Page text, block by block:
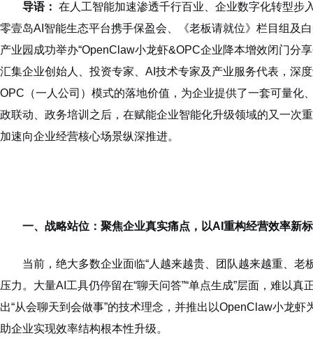
导语： 在人工智能加速渗透千行百业、企业数字化转型步
零壹岛AI智能生态平台携手保盈会、《老板请就位》栏目组及
产业园成功举办“OpenClaw小龙虾&OPC企业降本增效闭门分
汇集企业创始人、投资专家、AI技术专家及产业服务代表，深
OPC（一人公司）模式的落地价值，为企业提供了一套可量化
政联动、政务培训之后，在赋能企业智能化升级领域的又一次
加速向企业经营核心场景纵深推进。
一、战略站位：聚焦企业真实痛点，以AI重构经营效率新
当前，绝大多数企业面临“人越来越贵、团队越来越重、
压力。大量AI工具仍停留在“聊天问答”“单点生成”层面，难以
出“从会聊天到会做事”的技术理念，并推出以OpenClaw小龙
助企业实现效率结构根本性升级。